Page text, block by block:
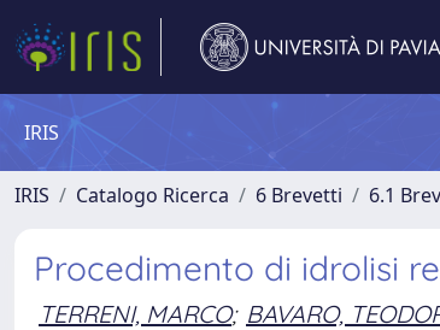
IRIS
IRIS Catalogo Ricerca 6 Brevetti 6.1
Procedimento di idrolisi
TERRENI, MARCO; BAVARO,